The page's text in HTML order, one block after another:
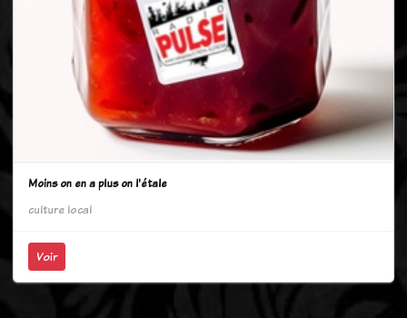
Moins on en a plus on l'étale
culture local
Voir